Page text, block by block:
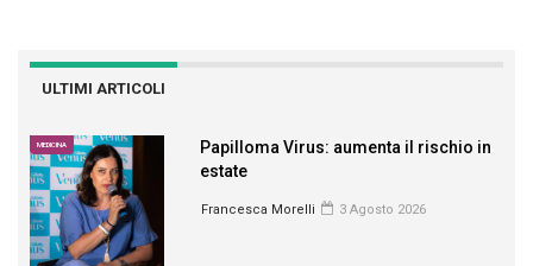
ULTIMI ARTICOLI
MEDICINA
Papilloma Virus: aumenta il rischio in
estate
Francesca Morelli 3 Agosto 2026